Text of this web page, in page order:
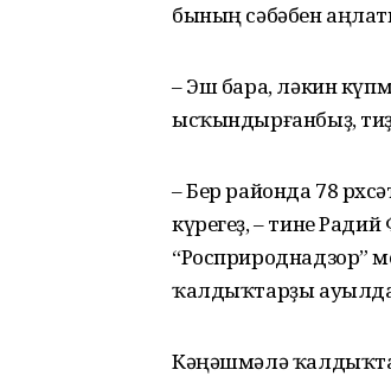
бының сәбәбен
– Эш бара, ләкин
ысҡындырғанбыҙ, тиҙ
– Бер районда 78
күрегеҙ, – тине
“Росприроднадзор”
ҡалдыҡтарҙы
Кәңәшмәлә